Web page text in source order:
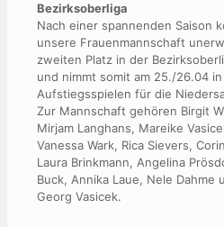
Bezirksoberliga
Nach einer spannenden Saison
unsere Frauenmannschaft
zweiten Platz in der
und nimmt somit am 25./26.04
Aufstiegsspielen für die
Zur Mannschaft gehören Birgit
Mirjam Langhans, Mareike
Vanessa Wark, Rica Sievers,
Laura Brinkmann, Angelina
Buck, Annika Laue, Nele Dahme
Georg Vasicek.